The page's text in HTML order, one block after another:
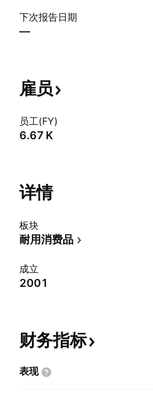
下次报告日期
—
雇员
员工(FY)
‪6.67 K‬
详情
板块
耐用消费品
成立
2001
财务指标
表现